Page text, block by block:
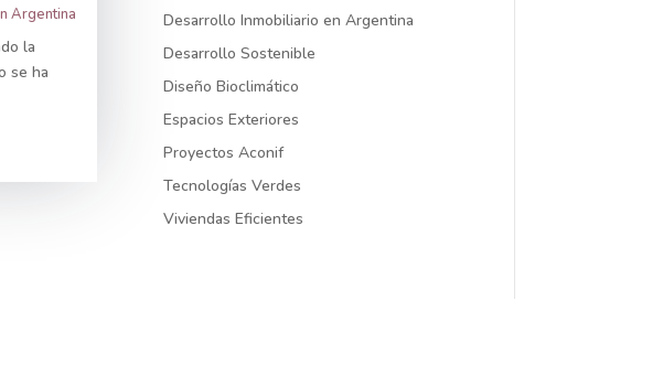
Argentina
la
se ha
Desarrollo Inmobiliario en Argentina
Desarrollo Sostenible
Diseño Bioclimático
Espacios Exteriores
Proyectos Aconif
Tecnologías Verdes
Viviendas Eficientes